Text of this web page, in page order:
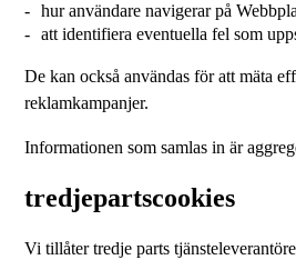
hur användare navigerar på
att identifiera eventuella fel som
De kan också användas för att mäta
reklamkampanjer.
Informationen som samlas in är
tredjepartscookies
Vi tillåter tredje parts